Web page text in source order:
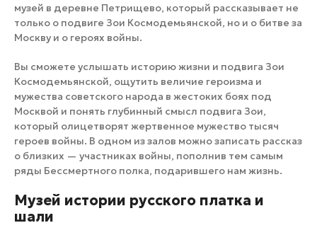
музей в деревне Петрищево, который рассказывает не
только о подвиге Зои Космодемьянской, но и о битве за
Москву и о героях войны.
Вы сможете услышать историю жизни и подвига Зои
Космодемьянской, ощутить величие героизма и
мужества советского народа в жестоких боях под
Москвой и понять глубинный смысл подвига Зои,
который олицетворят жертвенное мужество тысяч
героев войны. В одном из залов можно записать рассказ
о близких — участниках войны, пополнив тем самым
ряды Бессмертного полка, подарившего нам жизнь.
Музей истории русского платка и
шали